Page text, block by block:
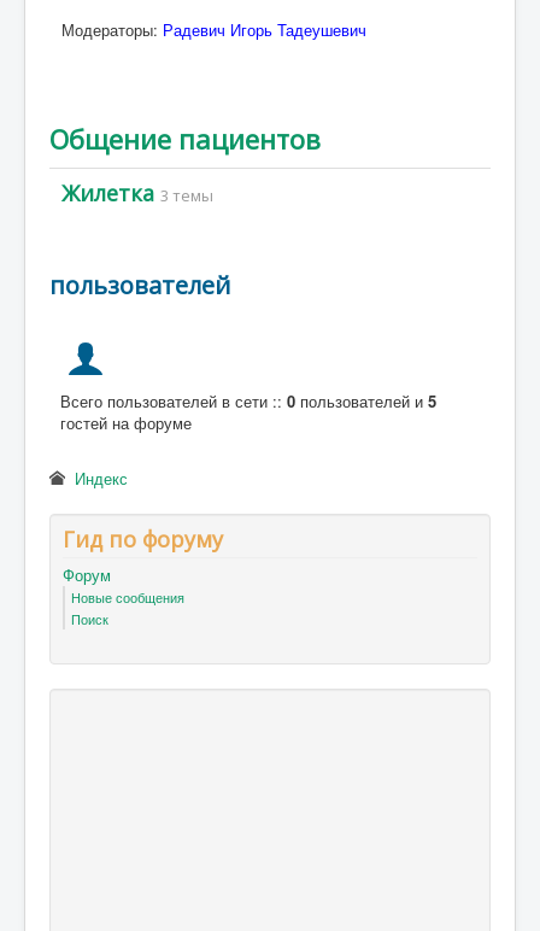
Модераторы: Радевич Игорь Тадеушевич
Общение пациентов
Жилетка 3 темы
пользователей
Всего пользователей в сети :: 0 пользователей и 5
гостей на форуме
Индекс
Гид по форуму
Форум
Новые сообщения
Поиск